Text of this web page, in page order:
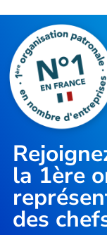
la 1ère
des